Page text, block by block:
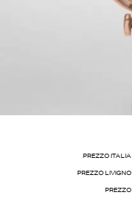
PREZZO ITALIA
PREZZO LIVIGNO
PREZZO